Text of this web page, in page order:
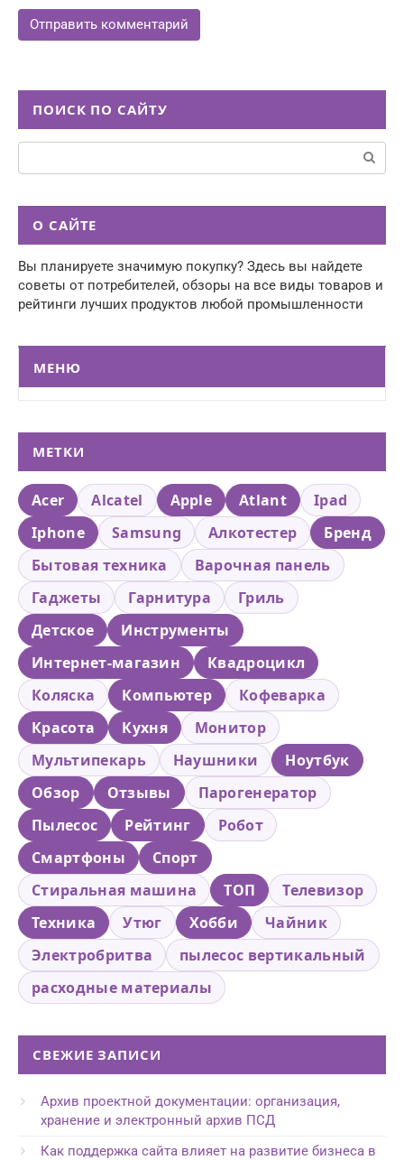
ПОИСК ПО САЙТУ
Поиск:
О САЙТЕ
Вы планируете значимую покупку? Здесь вы найдете
советы от потребителей, обзоры на все виды товаров и
рейтинги лучших продуктов любой промышленности
МЕНЮ
МЕТКИ
Acer Alcatel Apple Atlant
Ipad
Iphone
Samsung Алкотестер
Бренд
Бытовая техника
Варочная панель
Гаджеты
Гарнитура
Гриль
Детское
Инструменты
Интернет-магазин
Квадроцикл
Коляска
Компьютер
Кофеварка
Красота
Кухня
Монитор
Мультипекарь
Наушники
Ноутбук
Обзор
Отзывы
Парогенератор
Пылесос
Рейтинг
Робот
Смартфоны
Спорт
Стиральная машина
ТОП
Телевизор
Техника
Утюг Хобби
Чайник
Электробритва
пылесос вертикальный
расходные материалы
СВЕЖИЕ ЗАПИСИ
Архив проектной документации: организация,
хранение и электронный архив ПСД
Как поддержка сайта влияет на развитие бизнеса в